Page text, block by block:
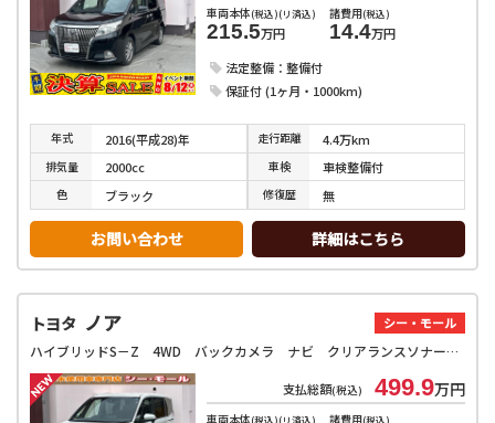
車両本体(税込)(リ済込)
215.5万円
諸費用(税込)
14.4万円
法定整備：整備付
保証付 (1ヶ月・1000km)
年式 2016(平成28)年 走行距離 4.4万km
排気量 2000cc 車検 車検整備付
色 ブラック 修復歴 無
お問い合わせ 詳細はこちら
トヨタ ノア シー・モール
ハイブリッドS－Z 4WD バックカメラ ナビ クリアランスソナー オートクルーズコントロール レーンアシスト 衝突被害軽減システム 両側電動スライドドア オートマチックハイビーム オートライト LEDヘッドランプ
支払総額(税込) 499.9万円
車両本体(税込)(リ済込) 諸費用(税込)